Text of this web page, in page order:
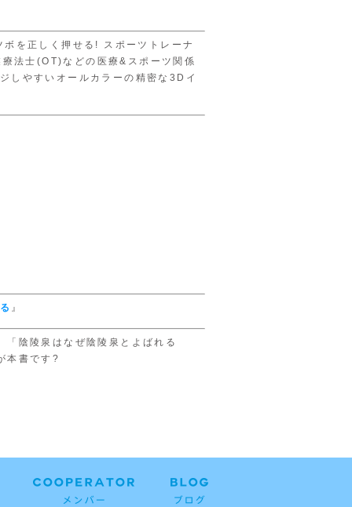
を正しく押せる! スポーツトレーナ
法士(OT)などの医療&スポーツ関係
しやすいオールカラーの精密な3Dイ
』
陰陵泉はなぜ陰陵泉とよばれる
本書です?